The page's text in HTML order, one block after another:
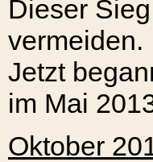
Dieser
vermeiden.
Jetzt
im Mai
Oktober